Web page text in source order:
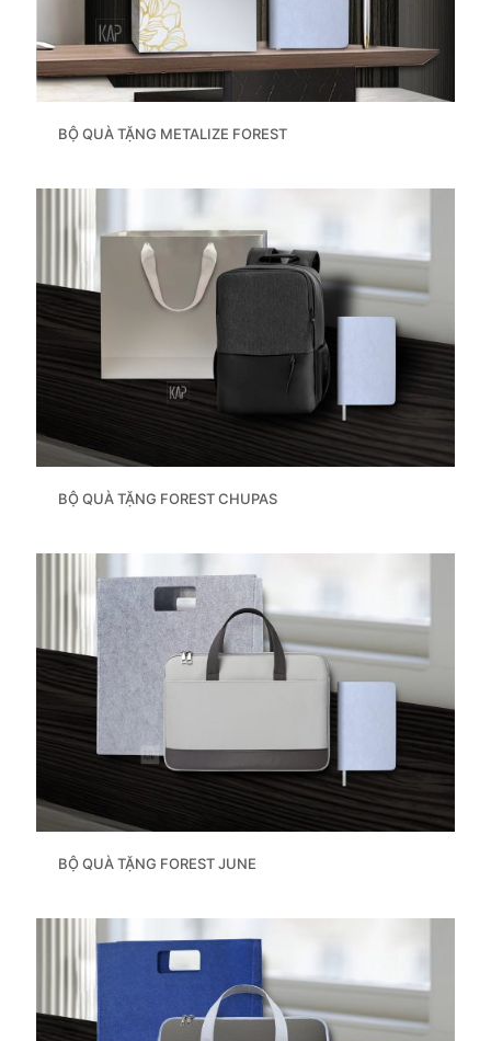
BỘ QUÀ TẶNG METALIZE FOREST
BỘ QUÀ TẶNG FOREST CHUPAS
BỘ QUÀ TẶNG FOREST JUNE